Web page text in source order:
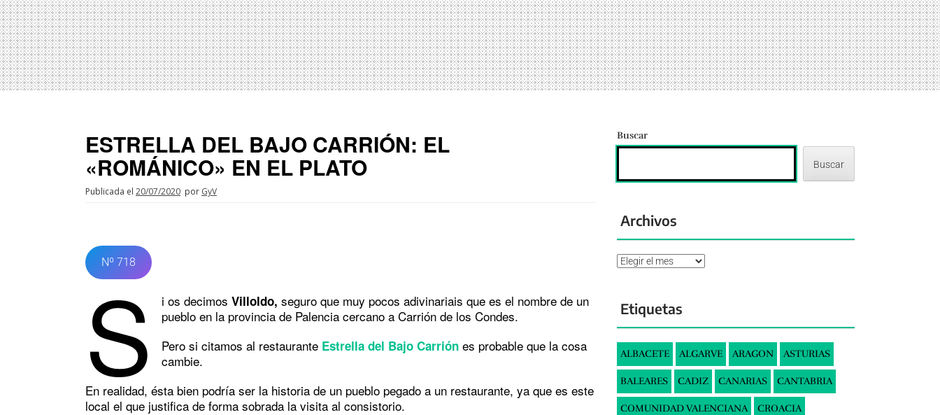
ESTRELLA DEL BAJO CARRIÓN: EL
«ROMÁNICO» EN EL PLATO
Publicada el 20/07/2020 por GyV
Nº 718
S i os decimosVilloldo, seguro que muy pocos adivinariais que es el nombre de un
pueblo en la provincia de Palencia cercano a Carrión de los Condes.
Pero si citamos al restaurante Estrella del Bajo Carrión es probable que la cosa
cambie.
En realidad, ésta bien podría ser la historia de un pueblo pegado a un restaurante, ya que es este
local el que justifica de forma sobrada la visita al consistorio.
Buscar
Buscar
Archivos
Archivos
Etiquetas
ALBACETE ALGARVE ARAGON ASTURIAS
BALEARES CADIZ CANARIAS CANTABRIA
COMUNIDAD VALENCIANA CROACIA